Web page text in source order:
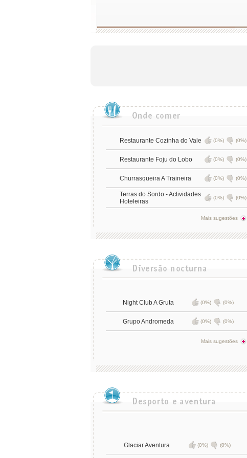
Restaurante Cozinha do Vale (0%) (0%)
Restaurante Foju do Lobo (0%) (0%)
Churrasqueira A Traineira (0%) (0%)
Terras do Sordo - Actividades
Hoteleiras
(0%) (0%)
Mais sugestões
Night Club A Gruta (0%) (0%)
Grupo Andromeda (0%) (0%)
Mais sugestões
Glaciar Aventura (0%) (0%)